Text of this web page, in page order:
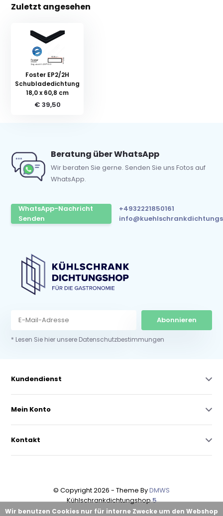
Zuletzt angesehen
Foster EP2/2H
Schubladedichtung
18,0 x 60,8 cm
€ 39,50
Beratung über WhatsApp
Wir beraten Sie gerne. Senden Sie uns Fotos auf
WhatsApp.
WhatsApp-Nachricht
Senden
+4932221850161
Abonnieren
* Lesen Sie hier unsere Datenschutzbestimmungen
Kundendienst
Mein Konto
Kontakt
© Copyright 2026 - Theme ByDMWS
Kühlschrankdichtungshop5
Wir benutzen Cookies nur für interne Zwecke um den Webshop